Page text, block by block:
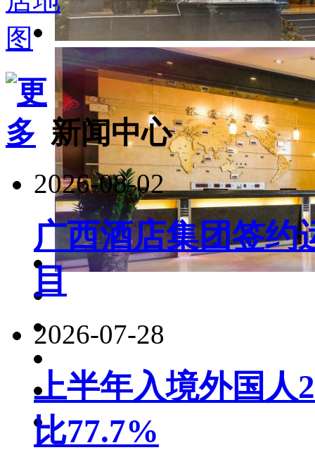
新闻中心
2026-08-02
广西酒店集团签约
目
2026-07-28
上半年入境外国人
比77.7%